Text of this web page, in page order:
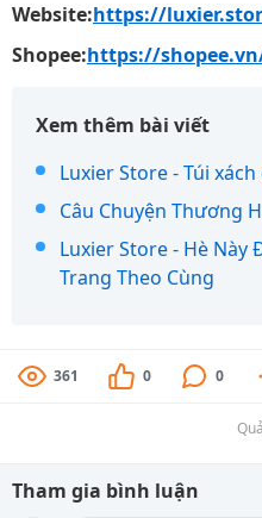
Website:https://
Shopee:https://
Xem thêm bài viết
Luxier Store - Túi
Câu Chuyện Thương
Luxier Store - Hè Này
Trang Theo Cùng
361 0 0
Tham gia bình luận